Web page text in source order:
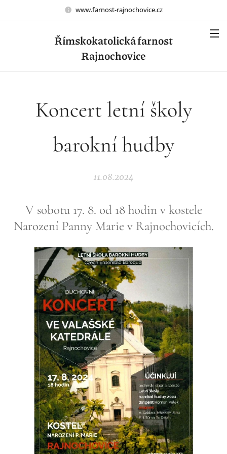
www.farnost-rajnochovice.cz
Římskokatolická farnost
Rajnochovice
Koncert letní školy
barokní hudby
11.08.2024
V sobotu 17. 8. od 18 hodin v kostele
Narození Panny Marie v Rajnochovicích.